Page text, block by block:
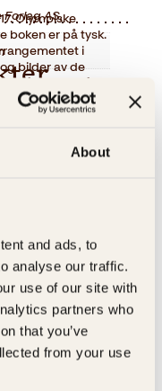
About
and ads, to
analyse our traffic.
use of our site with
partners who
that you’ve
from your use
Olympiske
boken er på tysk.
i
bilder av de
Her får
århundrene, fra
mørke hundreår
Forlag AS,
OL- Terje
fugler i